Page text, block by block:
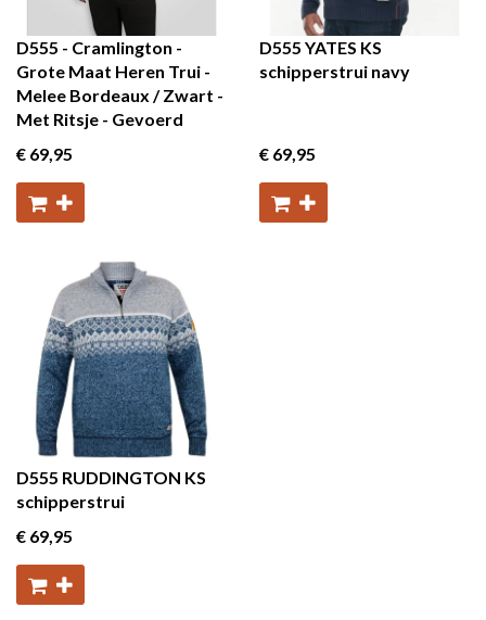
D555 - Cramlington -
Grote Maat Heren Trui -
Melee Bordeaux / Zwart -
Met Ritsje - Gevoerd
€ 69,95
D555 YATES KS
schipperstrui navy
€ 69,95
D555 RUDDINGTON KS
schipperstrui
€ 69,95